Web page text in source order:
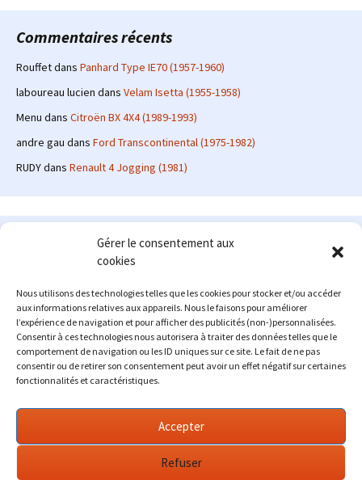
Gérer le consentement aux
cookies
Nous utilisons des technologies telles que les cookies pour stocker et/ou accéder
aux informations relatives aux appareils. Nous le faisons pour améliorer
l’expérience de navigation et pour afficher des publicités (non-)personnalisées.
Consentir à ces technologies nous autorisera à traiter des données telles que le
comportement de navigation ou les ID uniques sur ce site. Le fait de ne pas
consentir ou de retirer son consentement peut avoir un effet négatif sur certaines
fonctionnalités et caractéristiques.
Accepter
Refuser
Commentaires récents
Rouffetdans Panhard Type IE70 (1957-1960)
laboureau lucien dans Velam Isetta (1955-1958)
Menu dans Citroën BX 4X4 (1989-1993)
andre gau dans Ford Transcontinental (1975-1982)
RUDYdans Renault 4 Jogging (1981)
Le site en quelques mots
: passionné d'automobile ancienne depuis de
nombreuses années, j'ai commencé à partager ma passion sur
internet à partir de 2009 au travers d'un blog qui a connu un relatif
succès. Fin 2013, je décide de prendre mon autonomie et me lancer
avec mon propre site : l'Automobile Ancienne.
Me contacter : alex(at)lautomobileancienne.com